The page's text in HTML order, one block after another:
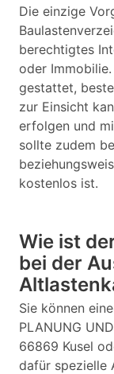
Die einzige
berechtigtes
oder
gestattet,
zur Einsicht
erfolgen und
sollte zudem
kostenlos ist.
Wie ist
bei der
Sie können
PLANUNG
66869 Kusel
dafür spezielle